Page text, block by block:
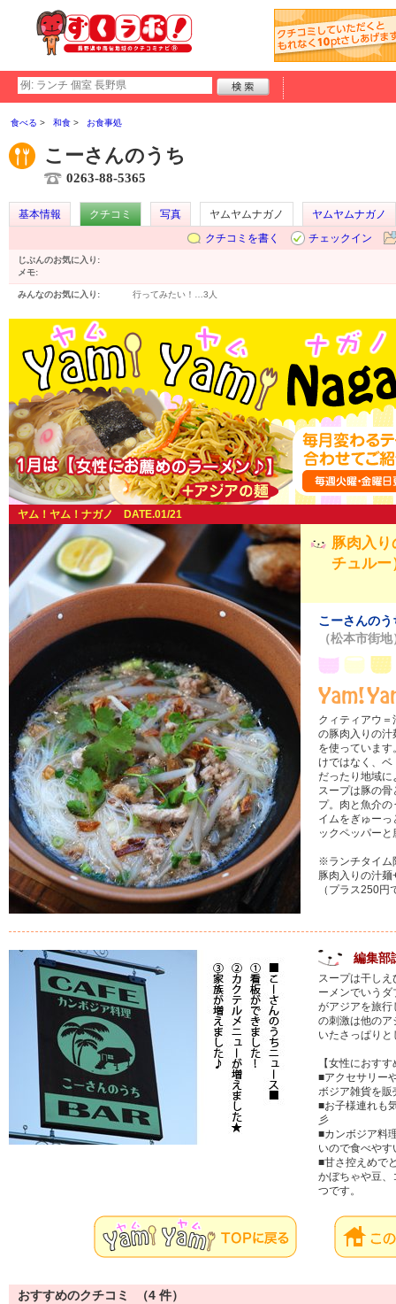
食べる 和食 お食事処
こーさんのうち
0263-88-5365
基本情報 クチコミ 写真 ヤムヤムナガノ
ヤムヤムナガノ
クチコミを書く
チェックイン
じぶんのお気に入り:
メモ:
みんなのお気に入り: 行ってみたい！… 3人
ヤム！ヤム！ナガノ DATE.01/21
豚肉入
チュルー
こーさんのう
（松本市街地
クィティアウ
の豚肉入りの汁
を使っていま
けではなく、
だったり地域に
スープは豚の
プ。肉と魚介
イムをぎゅー
ックペッパー
※ランチタイム
豚肉入りの汁
（プラス250
編集部
スープは干し
ーメンでいう
がアジアを旅行
の刺激は他のア
いたさっぱり
【女性におす
■アクセサリー
ボジア雑貨を販
■お子様連れも
彡
■カンボジア料
いので食べやす
■甘さ控えめで
かぼちゃや豆、
つです。
おすすめのクチコミ （4 件）